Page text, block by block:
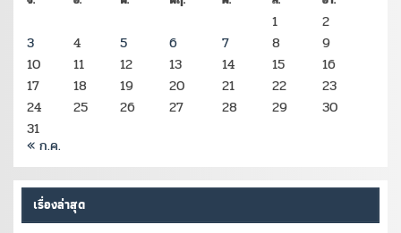
1
2
3
4 5 6 7 8
9
10
11 12 13 14 15
16
17
18 19 20 21 22
23
24
25 26 27 28 29
30
31
« ก.ค.
เรื่องล่าสุด